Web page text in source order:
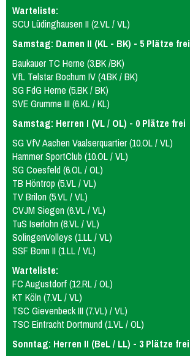
Warteliste:
SCU Lüdinghausen II (2.VL / VL)
Samstag: Damen II (KL - BK) - 5 Plätze frei
Baukauer TC Herne (3.BK /BK)
VfL Telstar Bochum IV (4.BK / BK)
SG FdG Herne (5.BK / BK)
SVE Grumme III (6.KL / KL)
Samstag: Herren I (VL / OL) - 0 Plätze frei
SG VfV Aachen Vaalserquartier (10.OL / VL)
Hammer SportClub (10.OL / VL)
SG Coesfeld (6.OL / OL)
TB Höntrop (5.VL / VL)
TV Brilon (5.VL / VL)
CVJM Siegen (6.VL / VL)
TuS Iserlohn (8.VL / VL)
SolingenVolleys (1.LL / VL)
SSF Bonn II (1.LL / VL)
Warteliste:
FC Augustdorf (12.RL / OL)
KT Köln (7.VL / VL)
TSC Gievenbeck III (7.VL) / VL)
TSC Eintracht Dortmund (1.VL / OL)
Sonntag: Herren II (BeL / LL) - 3 Plätze frei